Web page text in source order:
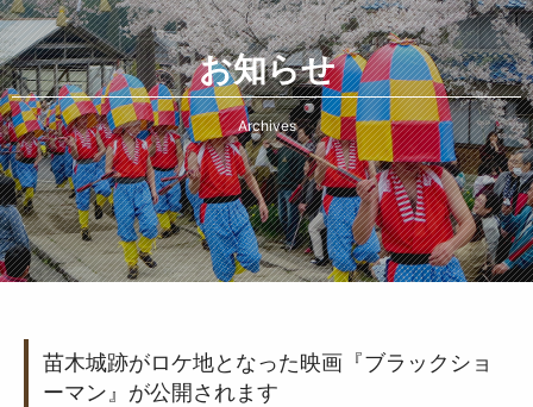
お知らせ
Archives
苗木城跡がロケ地となった映画『ブラックショ
ーマン』が公開されます